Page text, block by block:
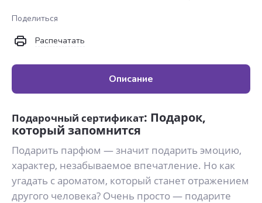
Поделиться
Распечатать
Описание
Подарочный сертификат: Подарок,
который запомнится
Подарить парфюм — значит подарить эмоцию,
характер, незабываемое впечатление. Но как
угадать с ароматом, который станет отражением
другого человека? Очень просто — подарите